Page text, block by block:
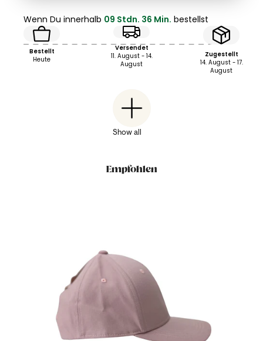
Wenn Du innerhalb 09 Stdn. 36 Min. bestellst
Bestellt
Heute
Versendet
11. August - 14.
August
Zugestellt
14. August - 17.
August
Show all
Empfohlen